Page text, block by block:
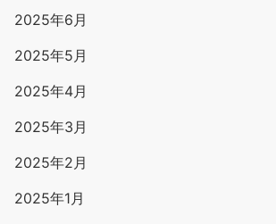
2025年6月
2025年5月
2025年4月
2025年3月
2025年2月
2025年1月